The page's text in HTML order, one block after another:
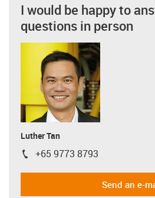
I would be happy to
questions in person
Luther Tan
igus-icon-phone
+65 9773 8793
Send an e-